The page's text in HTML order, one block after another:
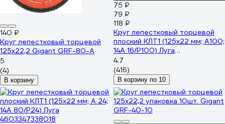
140 ₽
Круг лепестковый торцевой
125x22,2 Gigant GRF-80-А
5
(4)
В корзину
75 ₽
79 ₽
118 ₽
Круг лепестковый торцевой
плоский КЛТ1 (125х22 мм; А100;
14А 16/Р100) Луга
4603347337950
4.7
(416)
В корзину по 10